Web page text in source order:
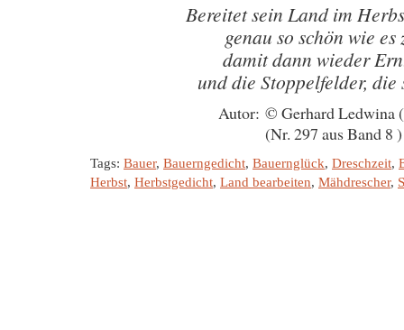
Bereitet sein Land im
genau so schön wie es
damit dann wieder
und die Stoppelfelder, die
Autor: © Gerhard Ledwina
(Nr. 297 aus Band 8 )
Tags: Bauer, Bauerngedicht, Bauernglück, Dreschzeit,
Herbst, Herbstgedicht, Land bearbeiten, Mähdrescher,